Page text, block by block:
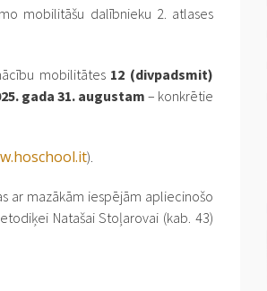
mobilitāšu dalībnieku 2. atlases
mobilitātes 12 (divpadsmit)
gada 31. augustam– konkrētie
).
ar mazākām iespējām apliecinošo
Natašai Stoļarovai (kab. 43)